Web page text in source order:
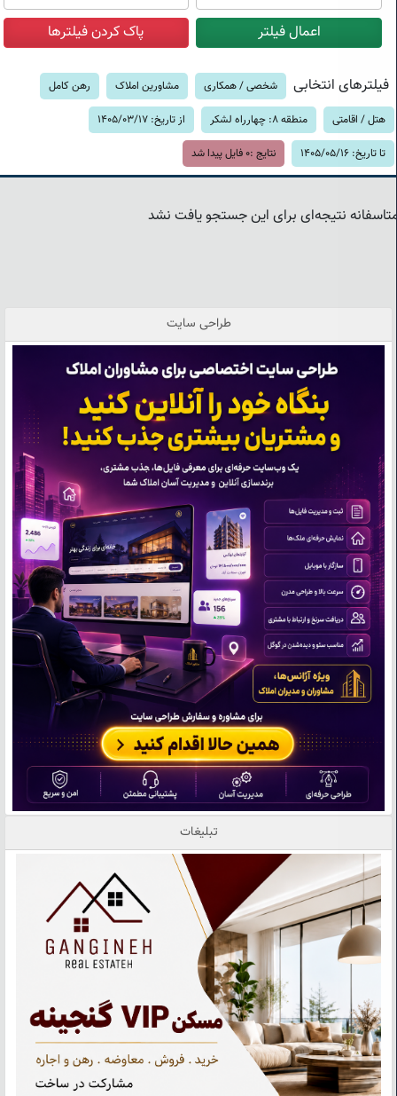
فیلترهای انتخابی شخصی / همکاری مشاورین املاک رهن کامل
هتل / اقامتی منطقه 8: چهارراه لشکر از تاریخ: 1405/03/17
تا تاریخ: 1405/05/16 نتایج :0 فایل پیدا شد
نتیجه‌ای برای این جستجو یافت نشد
طراحی سایت
تبلیغات